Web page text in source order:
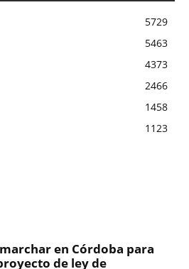
5729
5463
4373
2466
1458
1123